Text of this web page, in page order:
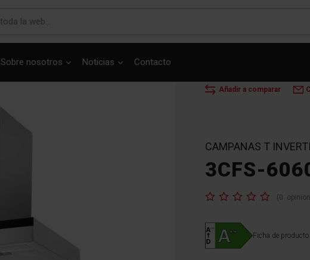
Sobre nosotros Noticias Contacto
Mostrar el producto en 3D
Añadir a comparar
CAMPANAS T
3CFS-
Valoración: (0
Ficha de producto